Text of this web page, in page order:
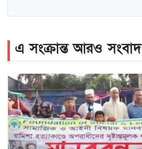
এ সংক্রান্ত আরও সংবাদ